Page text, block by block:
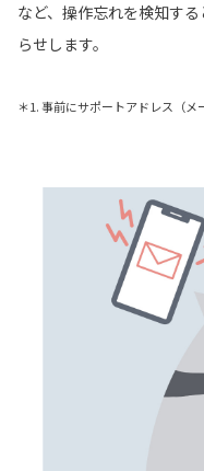
など、操作忘れを検知す
らせします。
＊1. 事前にサポートアドレス（メ